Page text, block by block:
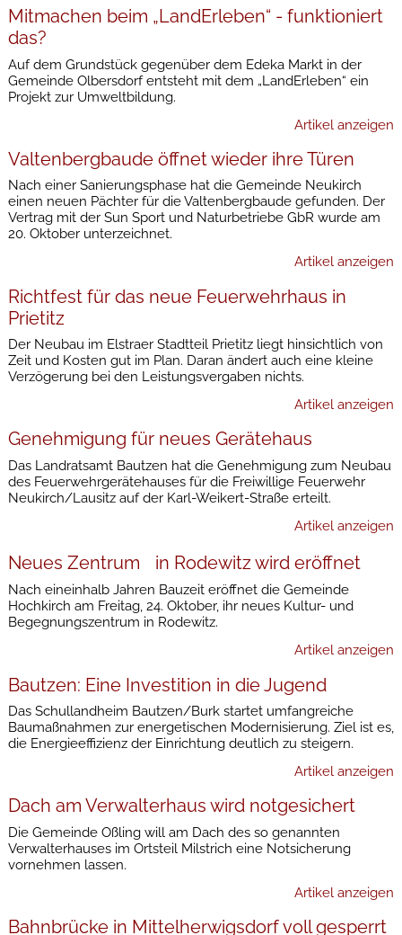
Mitmachen beim „LandErleben“ - funktioniert
das?
Auf dem Grundstück gegenüber dem Edeka Markt in der
Gemeinde Olbersdorf entsteht mit dem „LandErleben“ ein
Projekt zur Umweltbildung.
Artikel anzeigen
Valtenbergbaude öffnet wieder ihre Türen
Nach einer Sanierungsphase hat die Gemeinde Neukirch
einen neuen Pächter für die Valtenbergbaude gefunden. Der
Vertrag mit der Sun Sport und Naturbetriebe GbR wurde am
20. Oktober unterzeichnet.
Artikel anzeigen
Richtfest für das neue Feuerwehrhaus in
Prietitz
Der Neubau im Elstraer Stadtteil Prietitz liegt hinsichtlich von
Zeit und Kosten gut im Plan. Daran ändert auch eine kleine
Verzögerung bei den Leistungsvergaben nichts.
Artikel anzeigen
Genehmigung für neues Gerätehaus
Das Landratsamt Bautzen hat die Genehmigung zum Neubau
des Feuerwehrgerätehauses für die Freiwillige Feuerwehr
Neukirch/Lausitz auf der Karl-Weikert-Straße erteilt.
Artikel anzeigen
Neues Zentrum in Rodewitz wird eröffnet
Nach eineinhalb Jahren Bauzeit eröffnet die Gemeinde
Hochkirch am Freitag, 24. Oktober, ihr neues Kultur- und
Begegnungszentrum in Rodewitz.
Artikel anzeigen
Bautzen: Eine Investition in die Jugend
Das Schullandheim Bautzen/Burk startet umfangreiche
Baumaßnahmen zur energetischen Modernisierung. Ziel ist es,
die Energieeffizienz der Einrichtung deutlich zu steigern.
Artikel anzeigen
Dach am Verwalterhaus wird notgesichert
Die Gemeinde Oßling will am Dach des so genannten
Verwalterhauses im Ortsteil Milstrich eine Notsicherung
vornehmen lassen.
Artikel anzeigen
Bahnbrücke in Mittelherwigsdorf voll gesperrt